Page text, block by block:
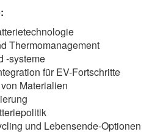
Thermomanagement
-systeme
für EV-Fortschritte
Materialien
und Lebensende-Optionen